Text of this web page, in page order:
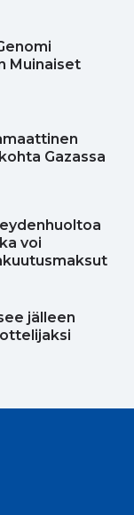
Muinaiset
Gazassa
voi
jälleen